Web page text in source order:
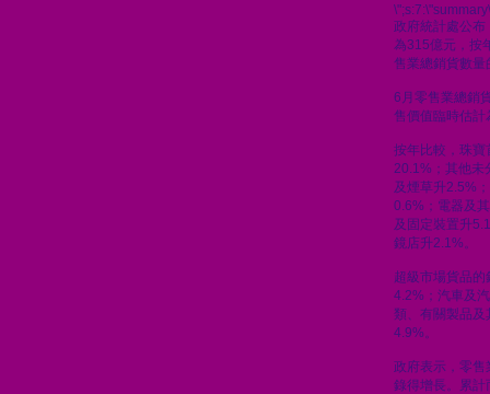
政府統計處公
為315億元，按
售業總銷貨數
6月零售業總銷
售價值臨時估
按年比較，珠寶
20.1%；其他未
及煙草升2.5%
0.6%；電器及
及固定裝置升
鏡店升2.1%。
超級市場貨品
4.2%；汽車及
類、有關製品
4.9%。
政府表示，零
錄得增長。累計